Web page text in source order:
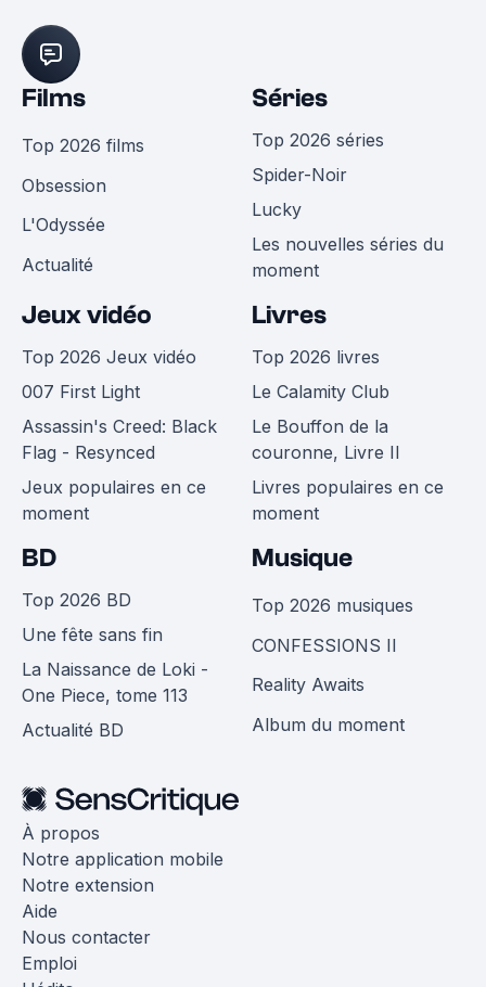
Films
Top 2026 films
Obsession
L'Odyssée
Actualité
Séries
Top 2026 séries
Spider-Noir
Lucky
Les nouvelles séries du
moment
Jeux vidéo
Top 2026 Jeux vidéo
007 First Light
Assassin's Creed: Black
Flag - Resynced
Jeux populaires en ce
moment
Livres
Top 2026 livres
Le Calamity Club
Le Bouffon de la
couronne, Livre II
Livres populaires en ce
moment
BD
Top 2026 BD
Une fête sans fin
La Naissance de Loki -
One Piece, tome 113
Actualité BD
Musique
Top 2026 musiques
CONFESSIONS II
Reality Awaits
Album du moment
À propos
Notre application mobile
Notre extension
Aide
Nous contacter
Emploi